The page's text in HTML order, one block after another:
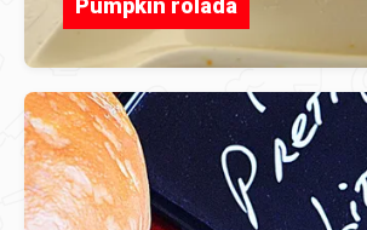
Pumpkin rolada